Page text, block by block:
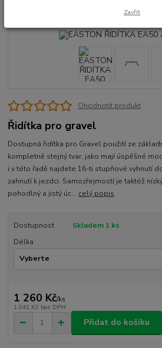
Ohodnotit produkt
Řidítka pro gravel
Dostupná řidítka pro Gravel použití ze
kompletně stejný tvar, jako mají úspěšné
i v této řadě najdete 16-ti stupňové vyhnutí
zahnutí k jezdci. Samozřejmostí je taktéž
pohodlný a jistý úc... celý popis
Dostupnost
Skladem 1 ks
Délka
1 260 Kč/ks
1 041 Kč bez DPH
Přidat do košíku
Zavřít